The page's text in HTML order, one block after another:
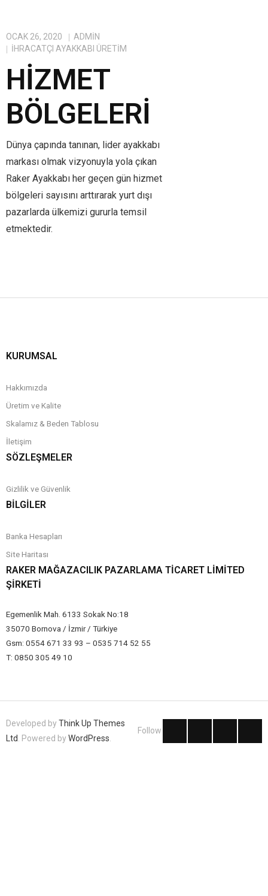
OCAK 26, 2020
ADMIN
IHRACATÇI AYAKKABI ÜRETIM
HIZMET
BÖLGELERI
Dünya çapında tanınan, lider ayakkabı
markası olmak vizyonuyla yola çıkan
Raker Ayakkabı her geçen gün hizmet
bölgeleri sayısını arttırarak yurt dışı
pazarlarda ülkemizi gururla temsil
etmektedir.
KURUMSAL
Hakkımızda
Üretim ve Kalite
Skalamız & Beden Tablosu
İletişim
SÖZLEŞMELER
Gizlilik ve Güvenlik
BİLGİLER
Banka Hesapları
Site Haritası
RAKER MAĞAZACILIK PAZARLAMA TICARET LIMITED
ŞIRKETI
Egemenlik Mah. 6133 Sokak No:18
35070 Bornova / İzmir / Türkiye
Gsm: 0554 671 33 93 – 0535 714 52 55
T: 0850 305 49 10
Developed byThink Up Themes
Ltd . Powered byWordPress
Follow